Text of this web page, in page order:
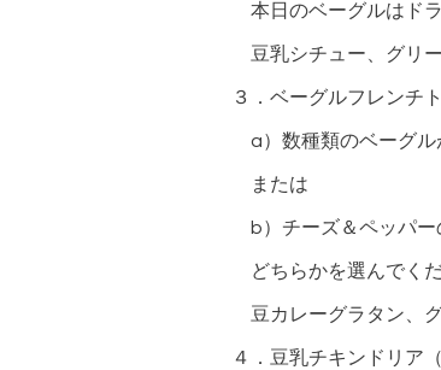
本日のベーグルはド
豆乳シチュー、グリ
３．ベーグルフレンチ
a）数種類のベーグル
または
b）チーズ＆ペッパー
どちらかを選んでく
豆カレーグラタン、
４．豆乳チキンドリア